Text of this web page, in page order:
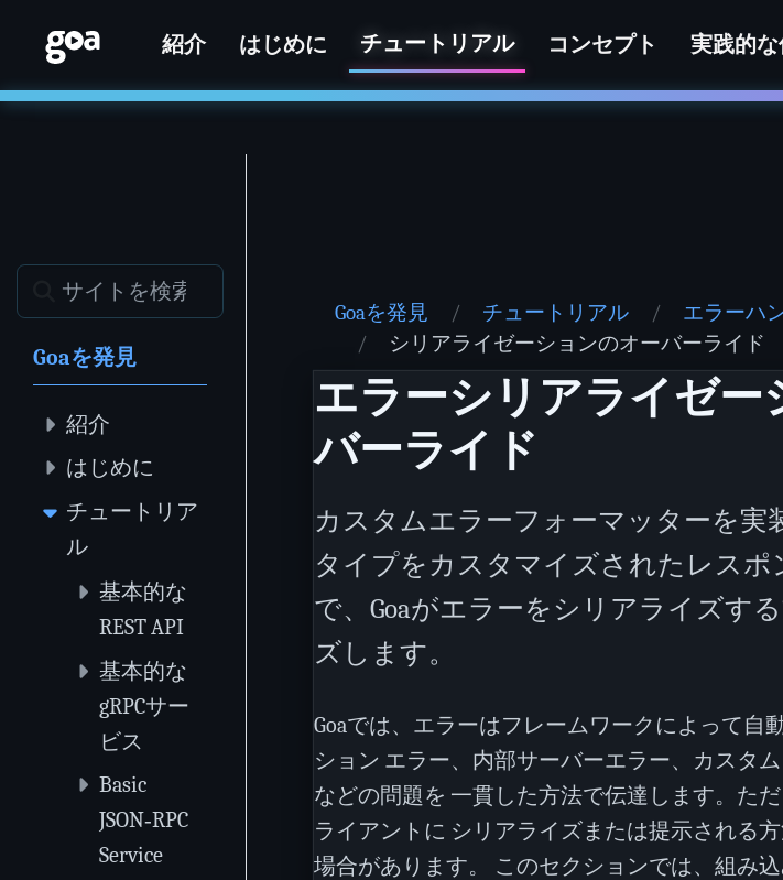
紹介 はじめに チュートリアル コンセプト 実践的な
Goaを発見
紹介
はじめに
チュートリア
ル
基本的な
REST API
基本的な
gRPCサー
ビス
Basic
JSON‑RPC
Service
Goaを発見 チュートリアル
エラーハ
シリアライゼーションのオーバーライド
エラーシリアライゼー
バーライド
カスタムエラーフォーマッターを実
タイプをカスタマイズされたレスポ
で、Goaがエラーをシリアライズす
ズします。
Goaでは、エラーはフレームワークによって自
ション エラー、内部サーバーエラー、カスタ
などの問題を 一貫した方法で伝達します。た
ライアントに シリアライズまたは提示される
場合があります。 このセクションでは、組み